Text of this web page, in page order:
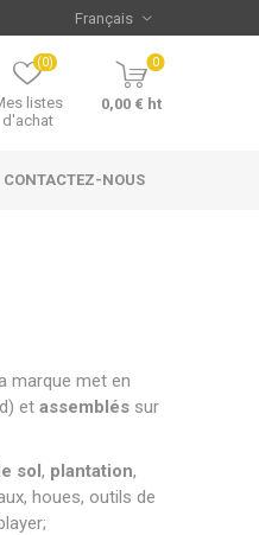
listes
d'achat
(0) 0
0,00 € ht
CONTACTEZ-NOUS
marque met en
et assembléssur
sol, plantation,
houes, outils de